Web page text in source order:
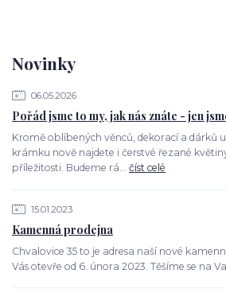
Novinky
06.05.2026
Pořád jsme to my, jak nás znáte - jen
Kromě oblíbených věnců, dekorací a dárků
krámku nově najdete i čerstvé řezané
příležitosti. Budeme rá... číst celé
15.01.2023
Kamenná prodejna
Chvalovice 35 to je adresa naší nové
Vás otevře od 6. února 2023. Těšíme se na